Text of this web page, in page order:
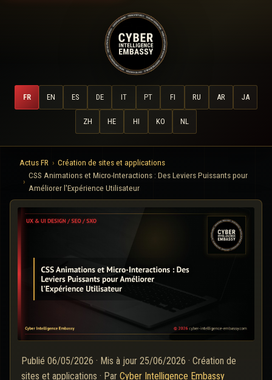
FR EN ES DE IT PT FI RU AR JA
ZH HE HI KO NL
Actus FR
Création de sites et applications
CSS Animations et Micro-Interactions : Des Leviers Puissants pour
Améliorer l'Expérience Utilisateur
Publié 06/05/2026 · Mis à jour 25/06/2026 · Création de
sites et applications · Par Cyber Intelligence Embassy